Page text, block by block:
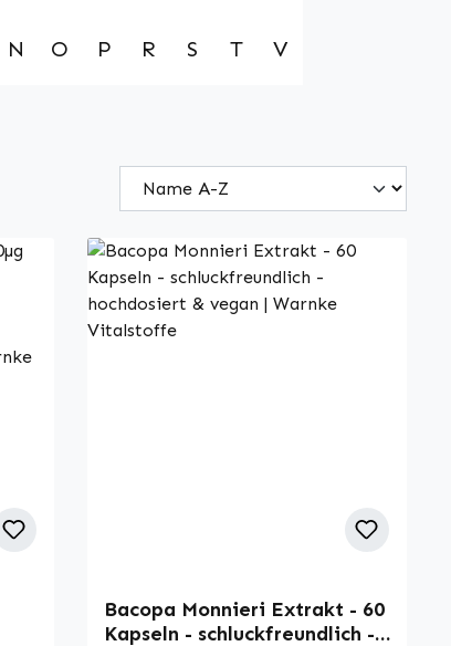
N O P R S T V
Bacopa Monnieri Extrakt - 60
Kapseln - schluckfreundlich -